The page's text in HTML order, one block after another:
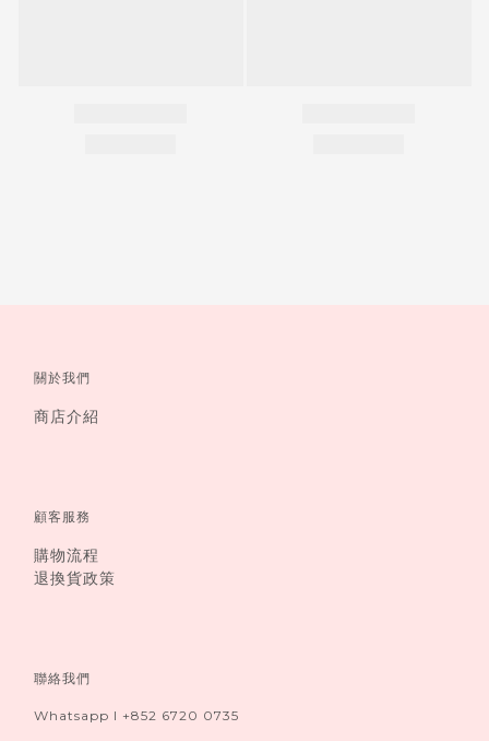
關於我們
商店介紹
顧客服務
購物流程
退換貨政策
聯絡我們
Whatsapp I +852 6720 0735